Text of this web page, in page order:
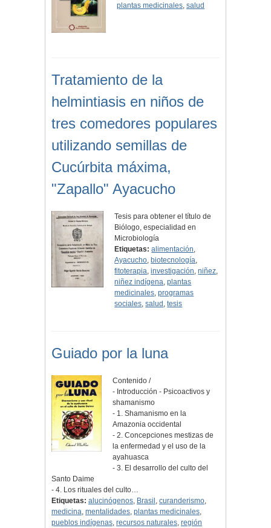
plantas medicinales,salud
Tratamiento de la
helmintiasis en niños de
tres comedores populares
utilizando semillas de
Cucúrbita máxima,
"Zapallo" Ayacucho
Tesis para obtener el título de
Biólogo, especialidad en
Microbiología
Etiquetas: alimentación,
Ayacucho, biotecnología,
fitoterapia,investigación,niñez,
niñez indígena,plantas
medicinales,programas
sociales,salud ,tesis
Guiado por la luna
Contenido /
- Introducción - Psicoactivos y
shamanismo
- 1. Shamanismo en la
Amazonia occidental
- 2. Concepciones mestizas de
la enfermedad y el uso de la
ayahuasca
- 3. El desarrollo del culto del
Santo Daime
- 4. Los rituales del culto…
Etiquetas: alucinógenos, Brasil , curanderismo,
medicina, mentalidades, plantas medicinales,
pueblos indígenas, recursos naturales, región